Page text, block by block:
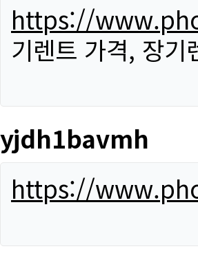
https://
기렌트 가격, 장기
yjdh1bavmh
https://